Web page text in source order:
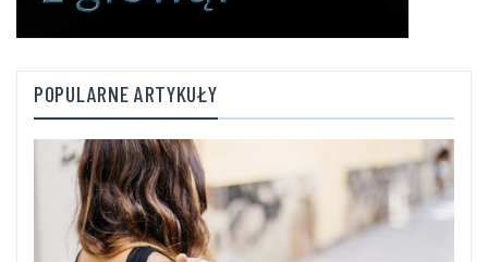
POPULARNE ARTYKUŁY